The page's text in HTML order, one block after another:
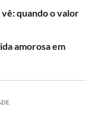
quando o valor
amorosa em